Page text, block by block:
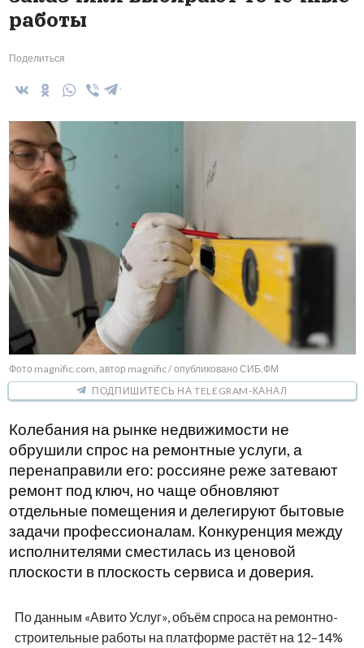
работы
Поделиться
Фото magnific.com, автор magnific / опубликовано СИБ.ФМ
ПОДПИШИТЕСЬ НА TELEGRAM-КАНАЛ
Колебания на рынке недвижимости не
обрушили спрос на ремонтные услуги, а
перенаправили его: россияне реже затевают
ремонт под ключ, но чаще обновляют
отдельные помещения и делегируют бытовые
задачи профессионалам. Конкуренция между
исполнителями сместилась из ценовой
плоскости в плоскость сервиса и доверия.
По данным «Авито Услуг», объём спроса на ремонтно-
строительные работы на платформе растёт на 12–14%